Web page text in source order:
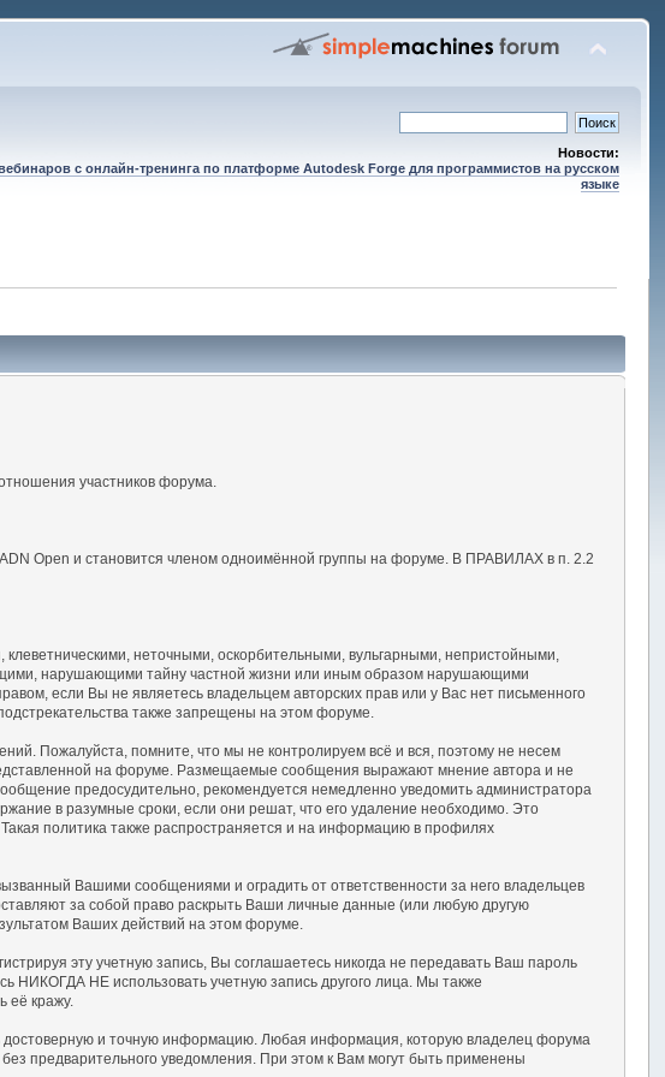
Новости:
с онлайн-тренинга по платформе Autodesk Forge для программистов на русском
языке
участников форума.
Open и становится членом одноимённой группы на форуме. В ПРАВИЛАХ в п. 2.2
неточными, оскорбительными, вульгарными, непристойными,
нарушающими тайну частной жизни или иным образом нарушающими
если Вы не являетесь владельцем авторских прав или у Вас нет письменного
также запрещены на этом форуме.
Пожалуйста, помните, что мы не контролируем всё и вся, поэтому не несем
на форуме. Размещаемые сообщения выражают мнение автора и не
предосудительно, рекомендуется немедленно уведомить администратора
в разумные сроки, если они решат, что его удаление необходимо. Это
политика также распространяется и на информацию в профилях
Вашими сообщениями и оградить от ответственности за него владельцев
за собой право раскрыть Ваши личные данные (или любую другую
Ваших действий на этом форуме.
эту учетную запись, Вы соглашаетесь никогда не передавать Ваш пароль
НИКОГДА НЕ использовать учетную запись другого лица. Мы также
её кражу.
достоверную и точную информацию. Любая информация, которую владелец форума
предварительного уведомления. При этом к Вам могут быть применены